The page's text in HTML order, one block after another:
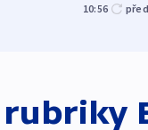
10:56
rubriky